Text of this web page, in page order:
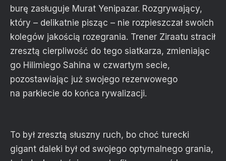
burę zasługuje Murat Yenipazar. Rozgrywający,
który – delikatnie pisząc – nie rozpieszczał swoich
kolegów jakością rozegrania. Trener Ziraatu stracił
zresztą cierpliwość do tego siatkarza, zmieniając
go Hilimiego Sahina w czwartym secie,
pozostawiając już swojego rezerwowego
na parkiecie do końca rywalizacji.
To był zresztą słuszny ruch, bo choć turecki
gigant daleki był od swojego optymalnego grania,